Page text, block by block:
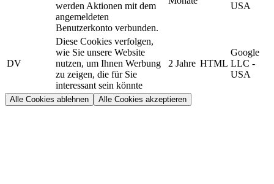
werden Aktionen mit dem
angemeldeten
Benutzerkonto verbunden.
USA
DV
Diese Cookies verfolgen,
wie Sie unsere Website
nutzen, um Ihnen Werbung
zu zeigen, die für Sie
interessant sein könnte
2 Jahre HTML
Google
LLC -
USA
Alle Cookies ablehnen Alle Cookies akzeptieren